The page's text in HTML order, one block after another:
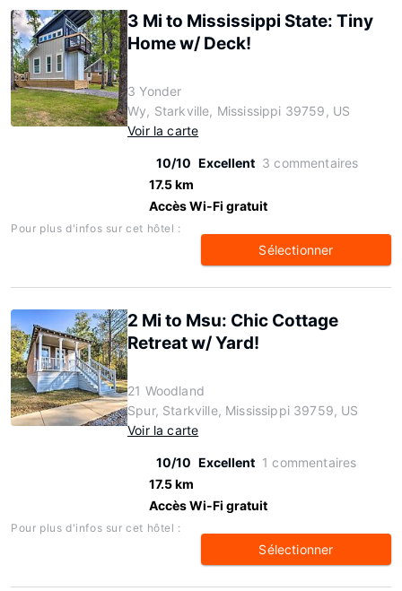
3 Mi to Mississippi State: Tiny
Home w/ Deck!
3 Yonder
Wy, Starkville, Mississippi 39759, US
Voir la carte
10/10 Excellent 3 commentaires
17.5 km
Accès Wi-Fi gratuit
Pour plus d'infos sur cet hôtel :
Sélectionner
2 Mi to Msu: Chic Cottage
Retreat w/ Yard!
21 Woodland
Spur, Starkville, Mississippi 39759, US
Voir la carte
10/10 Excellent 1 commentaires
17.5 km
Accès Wi-Fi gratuit
Pour plus d'infos sur cet hôtel :
Sélectionner